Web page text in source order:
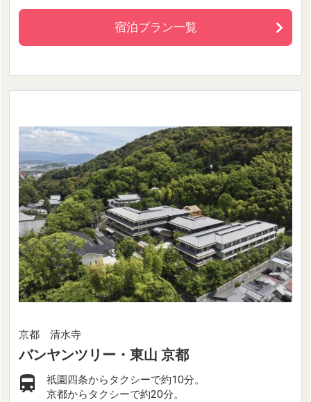
宿泊プラン一覧
京都 清水寺
バンヤンツリー・東山 京都
祇園四条からタクシーで約10分。
京都からタクシーで約20分。